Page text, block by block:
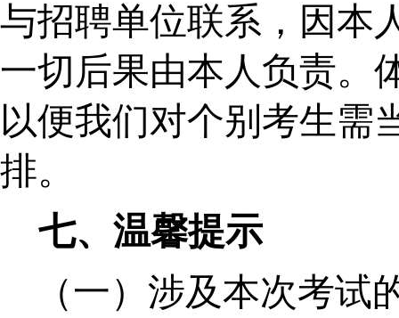
与招聘单位联系，因本
一切后果由本人负责。
以便我们对个别考生需
排。
七、温馨提示
（一）涉及本次考